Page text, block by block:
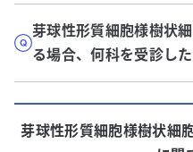
芽球性形質細胞様樹状
る場合、何科を受診し
芽球性形質細胞様樹状細